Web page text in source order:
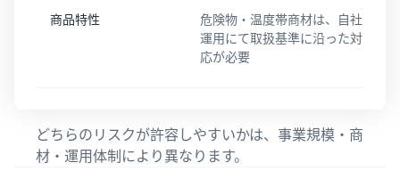
商品特性
危険物・温度帯商材は、自社
運用にて取扱基準に沿った対
応が必要
どちらのリスクが許容しやすいかは、事業規模・商
材・運用体制により異なります。